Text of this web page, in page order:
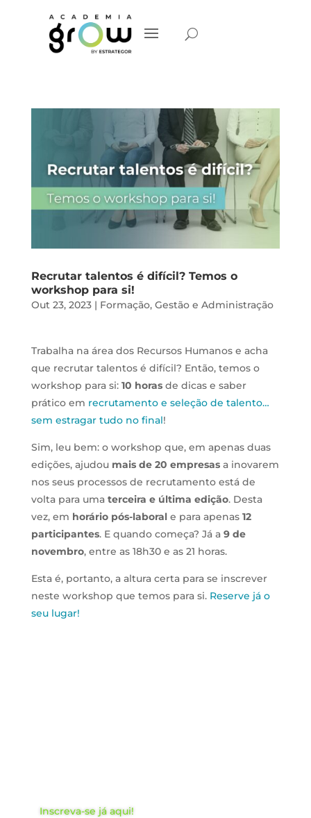
Recrutar talentos é difícil? Temos o
workshop para si!
Out 23, 2023| Formação, Gestão e Administração
Trabalha na área dos Recursos Humanos e acha
que recrutar talentos é difícil? Então, temos o
workshop para si: 10 horasde dicas e saber
prático em recrutamento e seleção de talento…
sem estragar tudo no final!
Sim, leu bem: o workshop que, em apenas duas
edições, ajudou mais de 20 empresasa inovarem
nos seus processos de recrutamento está de
volta para uma terceira e última edição. Desta
vez, em horário pós-laborale para apenas 12
participantes. E quando começa? Já a 9 de
novembro, entre as 18h30 e as 21 horas.
Esta é, portanto, a altura certa para se inscrever
neste workshop que temos para si. Reserve já o
seu lugar!
Inscreva-se já aqui!